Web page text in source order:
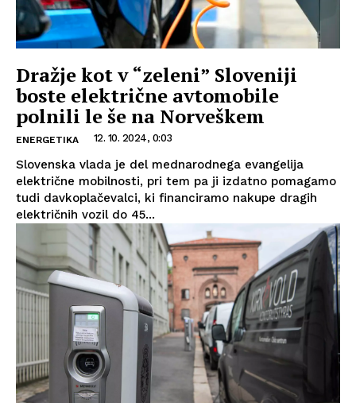
Dražje kot v “zeleni” Sloveniji
boste električne avtomobile
polnili le še na Norveškem
ENERGETIKA 12. 10. 2024, 0:03
Slovenska vlada je del mednarodnega evangelija
električne mobilnosti, pri tem pa ji izdatno pomagamo
tudi davkoplačevalci, ki financiramo nakupe dragih
električnih vozil do 45...